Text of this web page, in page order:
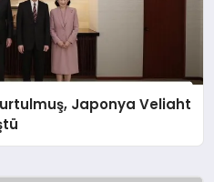
Japonya Veliaht